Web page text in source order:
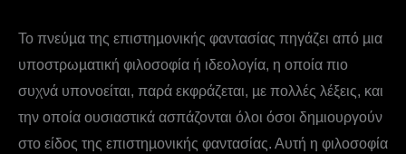
Το πνεύµα της επιστηµονικής φαντασίας πηγάζει από µια
υποστρωµατική φιλοσοφία ή ιδεολογία, η οποία πιο
συχνά υπονοείται, παρά εκφράζεται, µε πολλές λέξεις, και
την οποία ουσιαστικά ασπάζονται όλοι όσοι δηµιουργούν
στο είδος της επιστηµονικής φαντασίας. Αυτή η φιλοσοφία